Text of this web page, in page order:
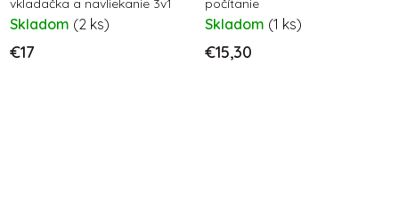
vkladačka a navliekanie 3v1
Skladom (2 ks)
€17
počítanie
Skladom (1 ks)
€15,30